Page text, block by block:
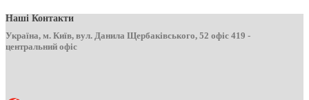
Наші Контакти
Україна, м. Київ, вул. Данила Щербаківського, 52 офіс 419 -
центральний офіс